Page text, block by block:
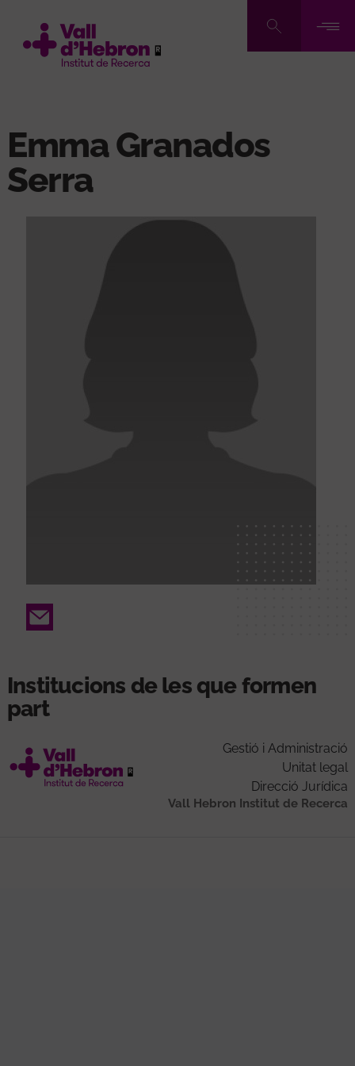
contingut
Emma Granados
Serra
Email
Institucions de les que formen
part
Gestió i Administració
Unitat legal
Direcció Jurídica
Vall Hebron Institut de Recerca